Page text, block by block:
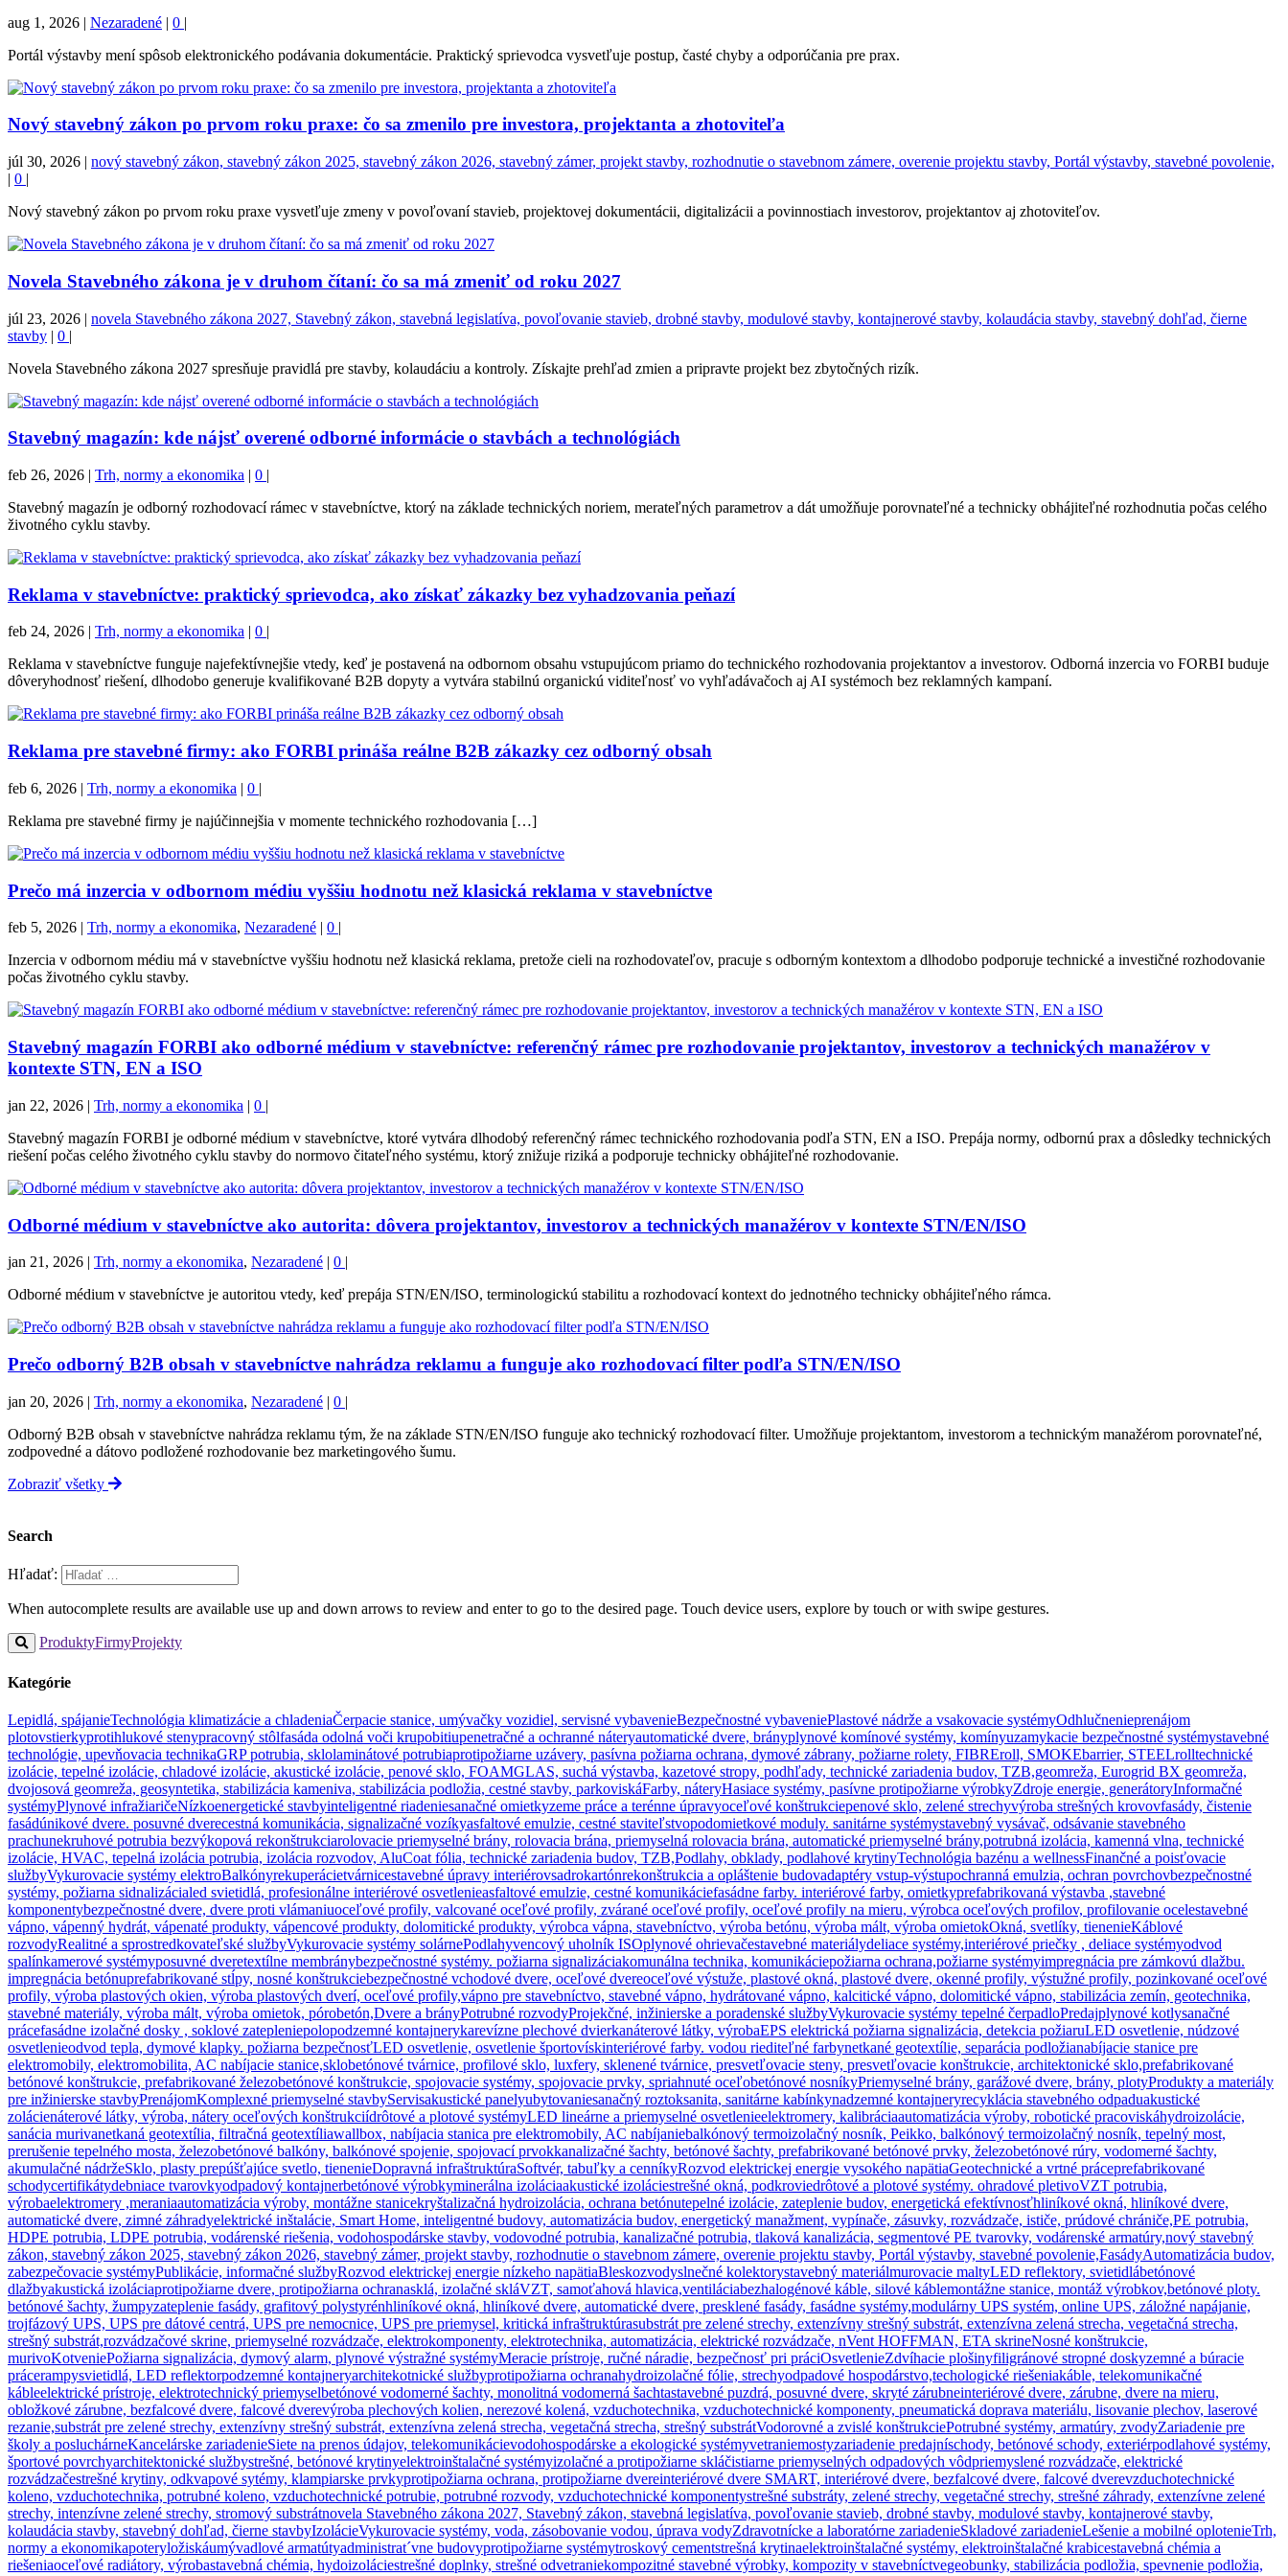
aug 1, 2026 | Nezaradené | 0 |
Portál výstavby mení spôsob elektronického podávania dokumentácie. Praktický sprievodca vysvetľuje postup, časté chyby a odporúčania pre prax.
Nový stavebný zákon po prvom roku praxe: čo sa zmenilo pre investora, projektanta a zhotoviteľa
júl 30, 2026 | nový stavebný zákon, stavebný zákon 2025, stavebný zákon 2026, stavebný zámer, projekt stavby, rozhodnutie o stavebnom zámere, overenie projektu stavby, Portál výstavby, stavebné povolenie,
| 0 |
Nový stavebný zákon po prvom roku praxe vysvetľuje zmeny v povoľovaní stavieb, projektovej dokumentácii, digitalizácii a povinnostiach investorov, projektantov aj zhotoviteľov.
Novela Stavebného zákona je v druhom čítaní: čo sa má zmeniť od roku 2027
júl 23, 2026 | novela Stavebného zákona 2027, Stavebný zákon, stavebná legislatíva, povoľovanie stavieb, drobné stavby, modulové stavby, kontajnerové stavby, kolaudácia stavby, stavebný dohľad, čierne
stavby | 0 |
Novela Stavebného zákona 2027 spresňuje pravidlá pre stavby, kolaudáciu a kontroly. Získajte prehľad zmien a pripravte projekt bez zbytočných rizík.
Stavebný magazín: kde nájsť overené odborné informácie o stavbách a technológiách
feb 26, 2026 | Trh, normy a ekonomika | 0 |
Stavebný magazín je odborný rozhodovací rámec v stavebníctve, ktorý na základe technických noriem, merateľných parametrov a dát umožňuje porovnateľné a technicky obhájiteľné rozhodnutia počas celého
životného cyklu stavby.
Reklama v stavebníctve: praktický sprievodca, ako získať zákazky bez vyhadzovania peňazí
feb 24, 2026 Trh, normy a ekonomika 0
Reklama v stavebníctve funguje najefektívnejšie vtedy, keď je postavená na odbornom obsahu vstupujúcom priamo do technického rozhodovania projektantov a investorov. Odborná inzercia vo FORBI buduje
dôveryhodnosť riešení, dlhodobo generuje kvalifikované B2B dopyty a vytvára stabilnú organickú viditeľnosť vo vyhľadávačoch aj AI systémoch bez reklamných kampaní.
Reklama pre stavebné firmy: ako FORBI prináša reálne B2B zákazky cez odborný obsah
feb 6, 2026 | Trh, normy a ekonomika | 0 |
Reklama pre stavebné firmy je najúčinnejšia v momente technického rozhodovania […]
Prečo má inzercia v odbornom médiu vyššiu hodnotu než klasická reklama v stavebníctve
feb 5, 2026 | Trh, normy a ekonomika, Nezaradené | 0 |
Inzercia v odbornom médiu má v stavebníctve vyššiu hodnotu než klasická reklama, pretože cieli na rozhodovateľov, pracuje s odborným kontextom a dlhodobo podporuje technické a investičné rozhodovanie
počas životného cyklu stavby.
Stavebný magazín FORBI ako odborné médium v stavebníctve: referenčný rámec pre rozhodovanie projektantov, investorov a technických manažérov v
kontexte STN, EN a ISO
jan 22, 2026 | Trh, normy a ekonomika | 0 |
Stavebný magazín FORBI je odborné médium v stavebníctve, ktoré vytvára dlhodobý referenčný rámec technického rozhodovania podľa STN, EN a ISO. Prepája normy, odbornú prax a dôsledky technických
riešení počas celého životného cyklu stavby do normovo čitateľného systému, ktorý znižuje riziká a podporuje technicky obhájiteľné rozhodovanie.
Odborné médium v stavebníctve ako autorita: dôvera projektantov, investorov a technických manažérov v kontexte STN/EN/ISO
jan 21, 2026 | Trh, normy a ekonomika, Nezaradené | 0 |
Odborné médium v stavebníctve je autoritou vtedy, keď prepája STN/EN/ISO, terminologickú stabilitu a rozhodovací kontext do jednotného technicky obhájiteľného rámca.
Prečo odborný B2B obsah v stavebníctve nahrádza reklamu a funguje ako rozhodovací filter podľa STN/EN/ISO
jan 20, 2026 | Trh, normy a ekonomika, Nezaradené | 0 |
Odborný B2B obsah v stavebníctve nahrádza reklamu tým, že na základe STN/EN/ISO funguje ako technický rozhodovací filter. Umožňuje projektantom, investorom a technickým manažérom porovnateľné,
zodpovedné a dátovo podložené rozhodovanie bez marketingového šumu.
Zobraziť všetky
Search
Hľadať:
When autocomplete results are available use up and down arrows to review and enter to go to the desired page. Touch device users, explore by touch or with swipe gestures.
ProduktyFirmyProjekty
Kategórie
Lepidlá, spájanieTechnológia klimatizácie a chladeniaČerpacie stanice, umývačky vozidiel, servisné vybavenieBezpečnostné vybaveniePlastové nádrže a vsakovacie systémyOdhlučnenieprenájom
plotovstierkyprotihlukové stenypracovný stôlfasáda odolná voči krupobitiupenetračné a ochranné náteryautomatické dvere, brányplynové komínové systémy, komínyuzamykacie bezpečnostné systémystavebné
technológie, upevňovacia technikaGRP potrubia, sklolaminátové potrubiaprotipožiarne uzávery, pasívna požiarna ochrana, dymové zábrany, požiarne rolety, FIBREroll, SMOKEbarrier, STEELrolltechnické
izolácie, tepelné izolácie, chladové izolácie, akustické izolácie, penové sklo, FOAMGLAS, suchá výstavba, kazetové stropy, podhľady, technické zariadenia budov, TZB,geomreža, Eurogrid BX geomreža,
dvojosová geomreža, geosyntetika, stabilizácia kameniva, stabilizácia podložia, cestné stavby, parkoviskáFarby, náteryHasiace systémy, pasívne protipožiarne výrobkyZdroje energie, generátoryInformačné
systémyPlynové infražiaričeNízkoenergetické stavbyinteligentné riadeniesanačné omietkyzeme práce a terénne úpravyoceľové konštrukciepenové sklo, zelené strechyvýroba strešných krovovfasády, čistenie
fasádúnikové dvere. posuvné dverecestná komunikácia, signalizačné vozíkyasfaltové emulzie, cestné staviteľstvopodomietkové moduly. sanitárne systémystavebný vysávač, odsávanie stavebného
prachunekruhové potrubia bezvýkopová rekonštrukciarolovacie priemyselné brány, rolovacia brána, priemyselná rolovacia brána, automatické priemyselné brány,potrubná izolácia, kamenná vlna, technické
izolácie, HVAC, tepelná izolácia potrubia, izolácia rozvodov, AluCoat fólia, technické zariadenia budov, TZB,Podlahy, obklady, podlahové krytinyTechnológia bazénu a wellnessFinančné a poisťovacie
službyVykurovacie systémy elektroBalkónyrekuperácietvárnicestavebné úpravy interiérovsadrokartónrekonštrukcia a opláštenie budovadaptéry vstup-výstupochranná emulzia, ochran povrchovbezpečnostné
systémy, požiarna sidnalizácialed svietidlá, profesionálne interiérové osvetlenieasfaltové emulzie, cestné komunikáciefasádne farby. interiérové farby, omietkyprefabrikovaná výstavba ,stavebné
komponentybezpečnostné dvere, dvere proti vlámaniuoceľové profily, valcované oceľové profily, zvárané oceľové profily, oceľové profily na mieru, výrobca oceľových profilov, profilovanie ocelestavebné
vápno, vápenný hydrát, vápenaté produkty, vápencové produkty, dolomitické produkty, výrobca vápna, stavebníctvo, výroba betónu, výroba mált, výroba omietokOkná, svetlíky, tienenieKáblové
rozvodyRealitné a sprostredkovateľské službyVykurovacie systémy solárnePodlahyvencový uholník ISOplynové ohrievačestavebné materiálydeliace systémy,interiérové priečky , deliace systémyodvod
spalínkamerové systémyposuvné dveretextílne membránybezpečnostné systémy. požiarna signalizáciakomunálna technika, komunikáciepožiarna ochrana,požiarne systémyimpregnácia pre zámkovú dlažbu.
impregnácia betónuprefabrikované stĺpy, nosné konštrukciebezpečnostné vchodové dvere, oceľové dvereoceľové výstuže, plastové okná, plastové dvere, okenné profily, výstužné profily, pozinkované oceľové
profily, výroba plastových okien, výroba plastových dverí, oceľové profily,vápno pre stavebníctvo, stavebné vápno, hydrátované vápno, kalcitické vápno, dolomitické vápno, stabilizácia zemín, geotechnika,
stavebné materiály, výroba mált, výroba omietok, pórobetón,Dvere a brányPotrubné rozvodyProjekčné, inžinierske a poradenské službyVykurovacie systémy tepelné čerpadloPredajplynové kotlysanačné
prácefasádne izolačné dosky , soklové zatepleniepolopodzemné kontajnerykarevízne plechové dvierkanáterové látky, výrobaEPS elektrická požiarna signalizácia, detekcia požiaruLED osvetlenie, núdzové
osvetlenieodvod tepla, dymové klapky. požiarna bezpečnosťLED osvetlenie, osvetlenie športovískinteriérové farby. vodou riediteľné farbynetkané geotextílie, separácia podložianabíjacie stanice pre
elektromobily, elektromobilita, AC nabíjacie stanice,sklobetónové tvárnice, profilové sklo, luxfery, sklenené tvárnice, presvetľovacie steny, presvetľovacie konštrukcie, architektonické sklo,prefabrikované
betónové konštrukcie, prefabrikované železobetónové konštrukcie, spojovacie systémy, spojovacie prvky, spriahnuté oceľobetónové nosníkyPriemyselné brány, garážové dvere, brány, plotyProdukty a materiály
pre inžinierske stavbyPrenájomKomplexné priemyselné stavbyServisakustické panelyubytovaniesanačný roztoksanita, sanitárne kabínkynadzemné kontajneryrecyklácia stavebného odpaduakustické
zolácienáterové látky, výroba, nátery oceľových konštrukciídrôtové a plotové systémyLED lineárne a priemyselné osvetlenieelektromery, kalibráciaautomatizácia výroby, robotické pracoviskáhydroizolácie,
sanácia murivanetkaná geotextília, filtračná geotextíliawallbox, nabíjacia stanica pre elektromobily, AC nabíjaniebalkónový termoizolačný nosník, Peikko, balkónový termoizolačný nosník, tepelný most,
prerušenie tepelného mosta, železobetónové balkóny, balkónové spojenie, spojovací prvokkanalizačné šachty, betónové šachty, prefabrikované betónové prvky, železobetónové rúry, vodomerné šachty,
akumulačné nádržeSklo, plasty prepúšťajúce svetlo, tienenieDopravná infraštruktúraSoftvér, tabuľky a cenníkyRozvod elektrickej energie vysokého napätiaGeotechnické a vrtné práceprefabrikované
schodycertifikátydebniace tvarovkyodpadový kontajnerbetónové výrobkyminerálna izoláciaakustické izoláciestrešné okná, podkroviedrôtové a plotové systémy. ohradové pletivoVZT potrubia,
výrobaelektromery ,meraniaautomatizácia výroby, montážne stanicekryštalizačná hydroizolácia, ochrana betónutepelné izolácie, zateplenie budov, energetická efektívnosťhliníkové okná, hliníkové dvere,
automatické dvere, zimné záhradyelektrické inštalácie, Smart Home, inteligentné budovy, automatizácia budov, energetický manažment, vypínače, zásuvky, rozvádzače, ističe, prúdové chrániče,PE potrubia,
HDPE potrubia, LDPE potrubia, vodárenské riešenia, vodohospodárske stavby, vodovodné potrubia, kanalizačné potrubia, tlaková kanalizácia, segmentové PE tvarovky, vodárenské armatúry,nový stavebný
zákon, stavebný zákon 2025, stavebný zákon 2026, stavebný zámer, projekt stavby, rozhodnutie o stavebnom zámere, overenie projektu stavby, Portál výstavby, stavebné povolenie,FasádyAutomatizácia budov,
zabezpečovacie systémyPublikácie, informačné službyRozvod elektrickej energie nízkeho napätiaBleskozvodyslnečné kolektorystavebný materiálmurovacie maltyLED reflektory, svietidlábetónové
dlažbyakustická izoláciaprotipožiarne dvere, protipožiarna ochranasklá, izolačné skláVZT, samoťahová hlavica,ventiláciabezhalogénové káble, silové káblemontážne stanice, montáž výrobkov,betónové ploty.
betónové šachty, žumpyzateplenie fasády, grafitový polystyrénhliníkové okná, hliníkové dvere, automatické dvere, presklené fasády, fasádne systémy,modulárny UPS systém, online UPS, záložné napájanie,
trojfázový UPS, UPS pre dátové centrá, UPS pre nemocnice, UPS pre priemysel, kritická infraštruktúrasubstrát pre zelené strechy, extenzívny strešný substrát, extenzívna zelená strecha, vegetačná strecha,
strešný substrát,rozvádzačové skrine, priemyselné rozvádzače, elektrokomponenty, elektrotechnika, automatizácia, elektrické rozvádzače, nVent HOFFMAN, ETA skrineNosné konštrukcie,
murivoKotveniePožiarna signalizácia, dymový alarm, plynové výstražné systémyMeracie prístroje, ručné náradie, bezpečnosť pri práciOsvetlenieZdvíhacie plošinyfiligránové stropné doskyzemné a búracie
prácerampysvietidlá, LED reflektorpodzemné kontajneryarchitekotnické službyprotipožiarna ochranahydroizolačné fólie, strechyodpadové hospodárstvo,techologické riešeniakáble, telekomunikačné
kábleelektrické prístroje, elektrotechnický priemyselbetónové vodomerné šachty, monolitná vodomerná šachtastavebné puzdrá, posuvné dvere, skryté zárubneinteriérové dvere, zárubne, dvere na mieru,
obložkové zárubne, bezfalcové dvere, falcové dverevýroba plechových kolien, nerezové kolená, vzduchotechnika, vzduchotechnické komponenty, pneumatická doprava materiálu, lisovanie plechov, laserové
rezanie,substrát pre zelené strechy, extenzívny strešný substrát, extenzívna zelená strecha, vegetačná strecha, strešný substrátVodorovné a zvislé konštrukciePotrubné systémy, armatúry, zvodyZariadenie pre
školy a posluchárneKancelárske zariadenieSiete na prenos údajov, telekomunikácievodohospodárske a ekologické systémyvetraniemostyzariadenie predajníschody, betónové schody, exteriérpodlahové systémy,
športové povrchyarchitektonické službystrešné, betónové krytinyelektroinštalačné systémyizolačné a protipožiarne skláčistiarne priemyselných odpadových vôdpriemyslené rozvádzače, elektrické
rozvádzačestrešné krytiny, odkvapové sytémy, klampiarske prvkyprotipožiarna ochrana, protipožiarne dvereinteriérové dvere SMART, interiérové dvere, bezfalcové dvere, falcové dverevzduchotechnické
koleno, vzduchotechnika, potrubné koleno, vzduchotechnické potrubie, potrubné rozvody, vzduchotechnické komponentystrešné substráty, zelené strechy, vegetačné strechy, strešné záhrady, extenzívne zelené
strechy, intenzívne zelené strechy, stromový substrátnovela Stavebného zákona 2027, Stavebný zákon, stavebná legislatíva, povoľovanie stavieb, drobné stavby, modulové stavby, kontajnerové stavby,
kolaudácia stavby, stavebný dohľad, čierne stavbyIzolácieVykurovacie systémy, voda, zásobovanie vodou, úprava vodyZdravotnícke a laboratórne zariadenieSkladové zariadenieLešenie a mobilné oplotenieTrh,
normy a ekonomikapoteryložiskáumývadlové armatútyadministrat´vne budovyprotipožiarne systémytroskový cementstrešná krytinaelektroinštalačné systémy, elektroinštalačné krabicestavebná chémia a
riešeniaoceľové radiátory, výrobastavebná chémia, hydoizoláciestrešné doplnky, strešné odvetraniekompozitné stavebné výrobky, kompozity v stavebníctvegeobunky, stabilizácia podložia, spevnenie podložia,